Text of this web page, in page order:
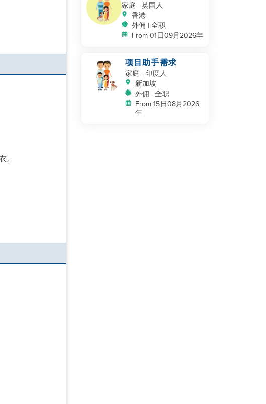
。
助手
家庭 - 英国人
香港
外佣 | 全职
From 01日09月2026年
项目助手需求
家庭 - 印度人
新加坡
外佣 | 全职
From 15日08月2026
年